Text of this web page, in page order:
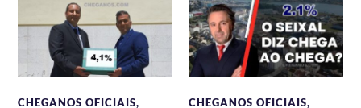
CHEGANOS OFICIAIS,
CHEGANOS OFICIAIS,